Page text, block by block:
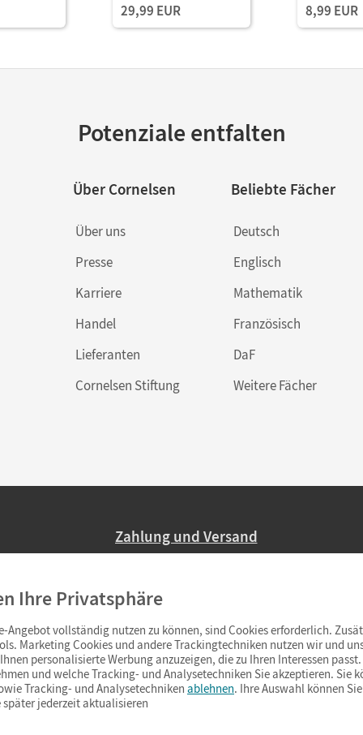
29,99 EUR 8,99 EUR
Potenziale entfalten
Über Cornelsen
Über uns
Presse
Karriere
Handel
Lieferanten
Cornelsen Stiftung
Beliebte Fächer
Deutsch
Englisch
Mathematik
Französisch
DaF
Weitere Fächer
Zahlung und Versand
Ab 59,– EUR Bestellwert liefern wir
(Lieferung in 3–6 Tagen).
Ihre Privatsphäre
Angebot vollständig nutzen zu können, sind Cookies erforderlich.
Marketing Cookies und andere Trackingtechniken nutzen wir und
personalisierte Werbung anzuzeigen, die zu Ihren Interessen
und welche Tracking- und Analysetechniken Sie akzeptieren. Sie
Tracking- und Analysetechniken ablehnen. Ihre Auswahl können
später jederzeit aktualisieren